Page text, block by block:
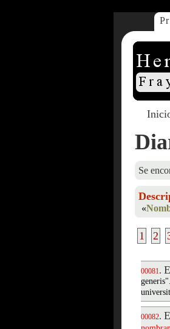
Se
«
1 2
00081.
00082.